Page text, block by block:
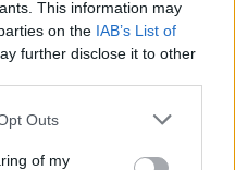
This information may
on the IAB’s List of
further disclose it to other
Outs
of my
ιωνικό κιονόκρανο